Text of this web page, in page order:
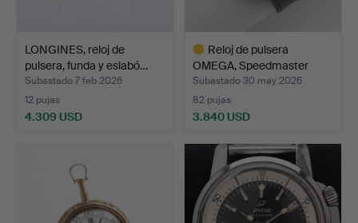
LONGINES, reloj de
pulsera, funda y eslabó…
Subastado 7 feb 2026
12 pujas
4.309 USD
Reloj de pulsera
OMEGA, Speedmaster
Profes…
Subastado 30 may 2026
82 pujas
3.840 USD
seleccionado